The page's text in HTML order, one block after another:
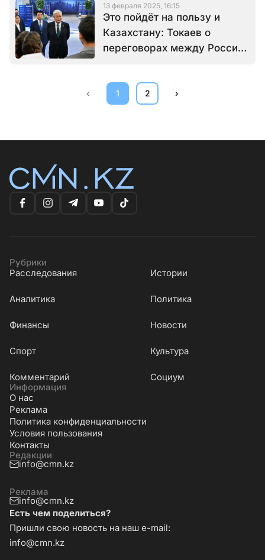
13 февраля 2025, 16:15
Это пойдёт на пользу и
Казахстану: Токаев о
переговорах между Россией
‹ 1 2 ›
Рубрики
Расследования
Истории
Аналитика Политика
Финансы Новости
Cпорт Культура
Комментарий
Социум
Информация
О нас
Реклама
Политика конфиденциальности
Условия пользования
Контакты
Редакции
info@cmn.kz
Реклама
info@cmn.kz
Есть чем поделиться?
Пришли свою новость на наш e-mail:
info@cmn.kz